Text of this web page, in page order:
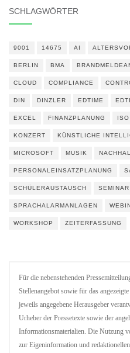
SCHLAGWÖRTER
9001 14675 AI
BERLIN BMA
CLOUD COMPLIANCE
DIN DINZLER EDTIME
EXCEL FINANZPLANUNG ISO
KONZERT KÜNSTLICHE
MICROSOFT MUSIK
PERSONALEINSATZPLANUNG
SCHÜLERAUSTAUSCH SEMINAR
SPRACHALARMANLAGEN
WORKSHOP ZEITERFASSUNG
Für die nebenstehenden
Stellenangebot sowie für das
jeweils angegebene Herausgeber
Urheber der Pressetexte sowie der
Informationsmaterialien. Die Nutzung
zur Eigeninformation und